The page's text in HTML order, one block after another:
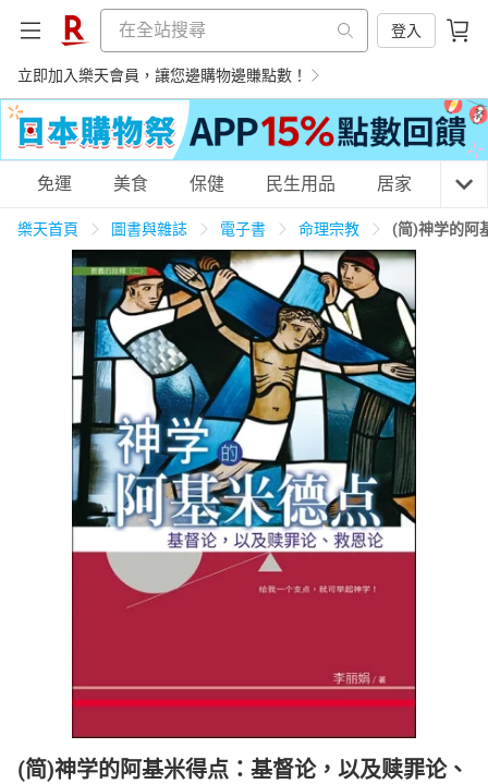
登入
立即加入樂天會員，讓您邊購物邊賺點數！
購物網分類
天天免運 美食蛋糕 養生保健 民生用品
居家生活 3C家電 運動休閒 親子玩具
女裝 男裝 化妝保養 情趣用品
電子/紙本書
HOT
免運 美食 保健 民生用品 居家 3C
樂天首頁 圖書與雜誌 電子書 命理宗教 (简)神学的阿
(简)神学的阿基米得点：基督论，以及赎罪论、